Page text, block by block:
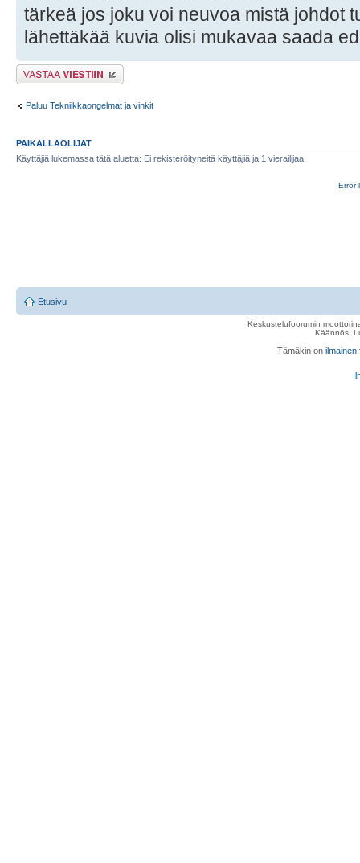
tärkeä jos joku voi neuvoa mistä johdot
lähettäkää kuvia olisi mukavaa saada
Lähetä vastaus
Paluu Tekniikkaongelmat ja vinkit
PAIKALLAOLIJAT
Käyttäjiä lukemassa tätä aluetta: Ei rekisteröityneitä käyttäjiä ja 1 vierailijaa
Error
Etusivu
Keskustelufoorumin
Käännös,
Tämäkin on ilmainen